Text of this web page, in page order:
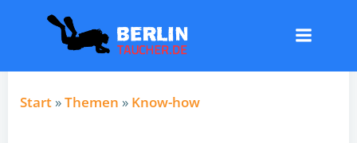
Inhalt
springen
Start »Themen » Know-how